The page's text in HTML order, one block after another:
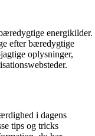
energikilder.
efter bæredygtige
oplysninger,
i dagens
tips og tricks